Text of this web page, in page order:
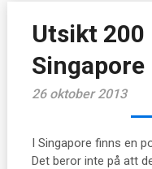
Utsikt 200
Singapore
26 oktober 2013
I Singapore finns en
Det beror inte på att